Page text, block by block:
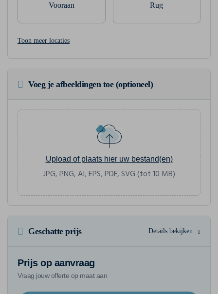
Vooraan Rug
Toon meer locaties
Voeg je afbeeldingen toe (optioneel)
Upload of plaats hier uw bestand(en)
JPG, PNG, AI, EPS, PDF, SVG (tot 10 MB)
Geschatte prijs Details bekijken
Prijs op aanvraag
Vraag jouw offerte op maat aan